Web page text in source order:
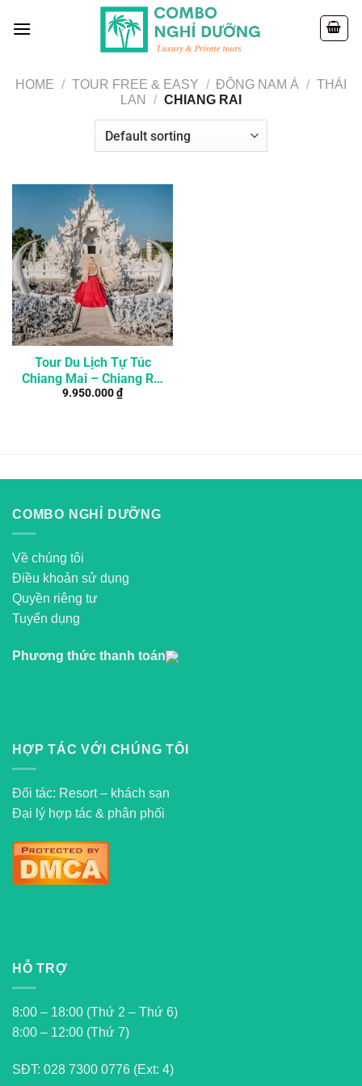
HOME / TOUR FREE & EASY / ĐÔNG NAM Á / THÁI
LAN
/ CHIANG RAI
Tour Du Lịch Tự Túc
Chiang Mai – Chiang Rai
4 Ngày 3 Đêm
9.950.000₫
COMBO NGHỈ DƯỠNG
Về chúng tôi
Điều khoản sử dụng
Quyền riêng tư
Tuyển dụng
Phương thức thanh toán
HỢP TÁC VỚI CHÚNG TÔI
Đối tác: Resort – khách sạn
Đại lý hợp tác & phân phối
HỖ TRỢ
8:00 – 18:00 (Thứ 2 – Thứ 6)
8:00 – 12:00 (Thứ 7)
SĐT: 028 7300 0776 (Ext: 4)